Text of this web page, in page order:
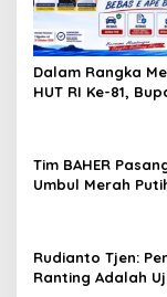
Dalam Rangka
HUT RI Ke-81,
Kendaraan
Tim BAHER
Umbul Merah
Rudianto Tjen:
Ranting Adalah